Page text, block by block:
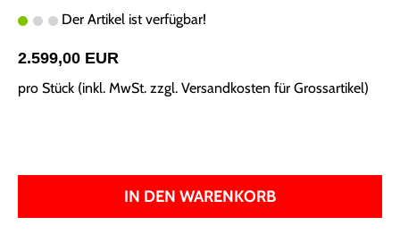
Der Artikel ist verfügbar!
2.599,00 EUR
pro Stück (inkl. MwSt. zzgl. Versandkosten für Grossartikel)
IN DEN WARENKORB